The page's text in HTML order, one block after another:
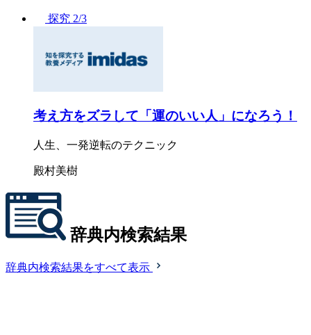
探究 2/3
考え方をズラして「運のいい人」になろう！
人生、一発逆転のテクニック
殿村美樹
辞典内検索結果
辞典内検索結果をすべて表示